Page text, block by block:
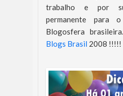
trabalho e por
permanente para
Blogosfera
Blogs Brasil 2008 !!!!!